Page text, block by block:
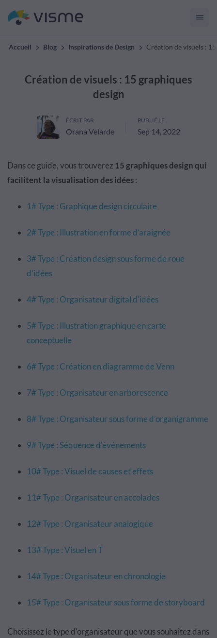
Accueil Blog Inspirations de Design Création de visuels :
Création de visuels : 15 graphiques
design
ÉCRIT PAR
Orana Velarde
PUBLIÉ LE
Sep 14, 2022
Dans ce guide, vous trouverez 15 graphiques design qui
facilitent la visualisation des idées:
1# Type : Graphique design circulaire
2# Type : Illustration en forme d’araignée
3# Type : Création design sous forme de roue
d’idées
4# Type : Organisateur digital d'idées
5# Type : Illustration graphique en carte
conceptuelle
6# Type : Création en diagramme de Venn
7# Type : Organisateur en arborescence
8# Type : Organisateur sous forme d’organigramme
9# Type : Séquence d'événements
10# Type : Visuel de causes et effets
11# Type : Organisateur en accolades
12# Type : Organisateur analogique
13# Type : Visuel en T
14# Type : Organisateur en chronologie
15# Type : Organisateur sous forme de storyboard
Choisissez le type d'organisateur que vous souhaitez dans